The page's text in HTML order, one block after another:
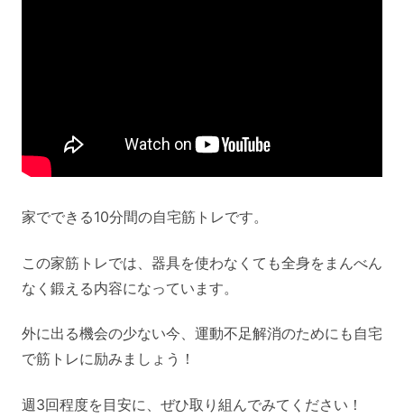
家でできる10分間の自宅筋トレです。
この家筋トレでは、器具を使わなくても全身をまんべん
なく鍛える内容になっています。
外に出る機会の少ない今、運動不足解消のためにも自宅
で筋トレに励みましょう！
週3回程度を目安に、ぜひ取り組んでみてください！